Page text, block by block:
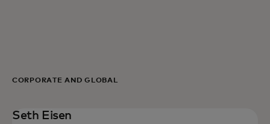
CORPORATE AND GLOBAL
Seth Eisen